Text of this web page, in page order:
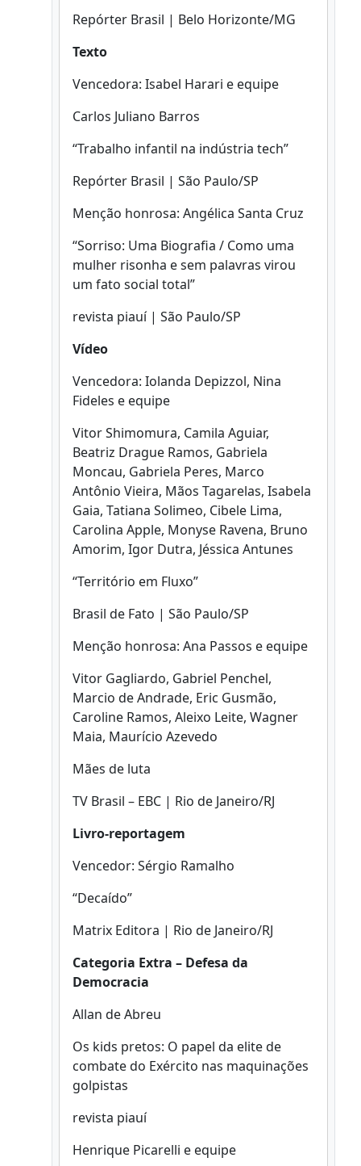
Repórter Brasil | Belo Horizonte/MG
Texto
Vencedora: Isabel Harari e equipe
Carlos Juliano Barros
“Trabalho infantil na indústria tech”
Repórter Brasil | São Paulo/SP
Menção honrosa: Angélica Santa Cruz
“Sorriso: Uma Biografia / Como uma
mulher risonha e sem palavras virou
um fato social total”
revista piauí | São Paulo/SP
Vídeo
Vencedora: Iolanda Depizzol, Nina
Fideles e equipe
Vitor Shimomura, Camila Aguiar,
Beatriz Drague Ramos, Gabriela
Moncau, Gabriela Peres, Marco
Antônio Vieira, Mãos Tagarelas, Isabela
Gaia, Tatiana Solimeo, Cibele Lima,
Carolina Apple, Monyse Ravena, Bruno
Amorim, Igor Dutra, Jéssica Antunes
“Território em Fluxo”
Brasil de Fato | São Paulo/SP
Menção honrosa: Ana Passos e equipe
Vitor Gagliardo, Gabriel Penchel,
Marcio de Andrade, Eric Gusmão,
Caroline Ramos, Aleixo Leite, Wagner
Maia, Maurício Azevedo
Mães de luta
TV Brasil – EBC | Rio de Janeiro/RJ
Livro-reportagem
Vencedor: Sérgio Ramalho
“Decaído”
Matrix Editora | Rio de Janeiro/RJ
Categoria Extra – Defesa da
Democracia
Allan de Abreu
Os kids pretos: O papel da elite de
combate do Exército nas maquinações
golpistas
revista piauí
Henrique Picarelli e equipe